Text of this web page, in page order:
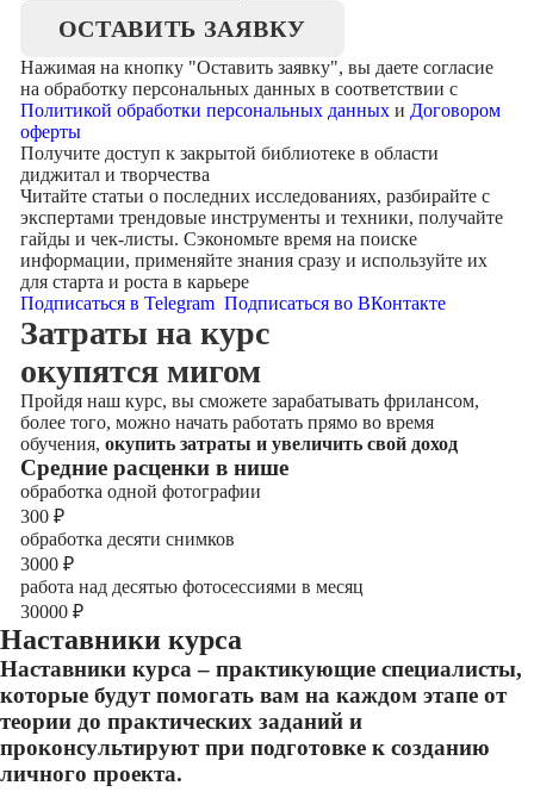
ОСТАВИТЬ ЗАЯВКУ
Нажимая на кнопку "Оставить заявку", вы даете согласие
на обработку персональных данных в соответствии с
Политикой обработки персональных данныхи Договором
оферты
Получите доступ к закрытой библиотекев области
диджитал и творчества
Читайте статьи о последних исследованиях, разбирайте с
экспертами трендовые инструменты и техники, получайте
гайды и чек-листы. Сэкономьте время на поиске
информации, применяйте знания сразу и используйте их
для старта и роста в карьере
Подписаться в Telegram Подписаться во ВКонтакте
Затраты на курс
окупятся мигом
Пройдя наш курс, вы сможете зарабатывать фрилансом,
более того, можно начать работать прямо во время
обучения, окупить затраты и увеличить свой доход
Cредние расценки в нише
обработка одной фотографии
300 ₽
обработка десяти снимков
3000 ₽
работа над десятью фотосессиями в месяц
30000 ₽
Наставники курса
Наставники курса – практикующие специалисты,
которые будут помогать вам на каждом этапе от
теории до практических заданий и
проконсультируют при подготовке к созданию
личного проекта.